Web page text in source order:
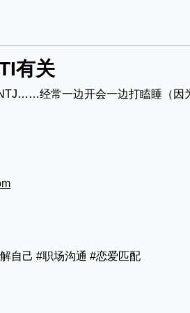
有关
经常一边开会一边打瞌睡（因
自己 #职场沟通 #恋爱匹配